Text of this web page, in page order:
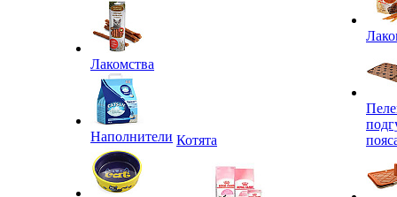
Лакомства
Наполнители Котята